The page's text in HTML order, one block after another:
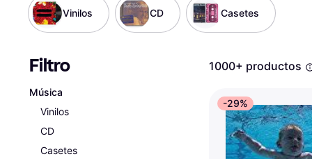
Financiación
Klarna en Apple
JD Sports
Directorio de
Vinilos CD Casetes
Filtro
Música
Vinilos
CD
Casetes
1000+ productos
-29%